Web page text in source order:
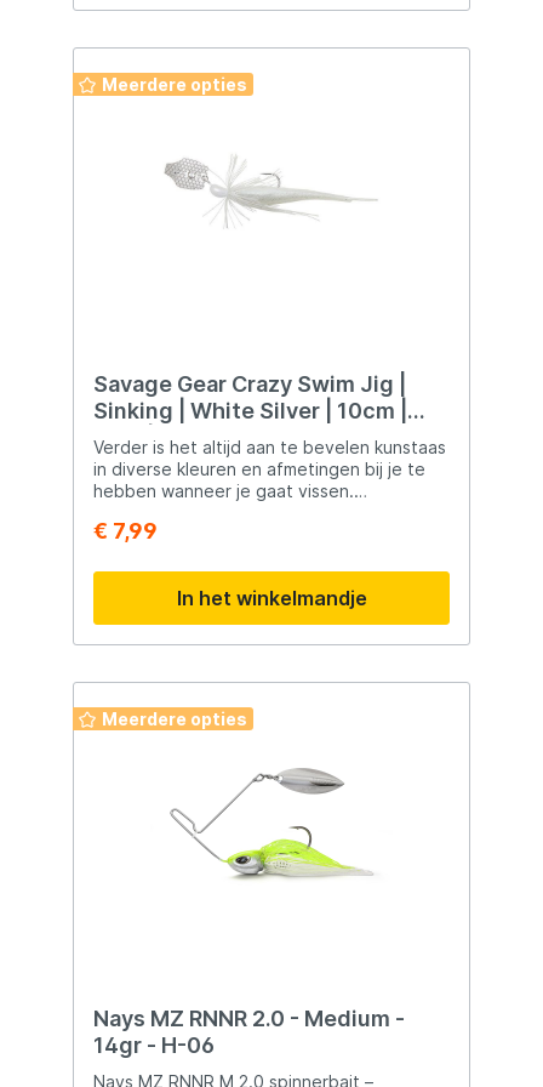
Meerdere opties
Savage Gear Crazy Swim Jig |
Sinking | White Silver | 10cm |
8.5g | Chatterbait
Verder is het altijd aan te bevelen kunstaas
in diverse kleuren en afmetingen bij je te
hebben wanneer je gaat vissen.
voor zorgen dat die natuurlijke kleur
vandaag ineens minder opvalt, zodat je
beter een felle kleur kunstaas kunt
gebruiken. Vissen blijft een kwestie van
anticiperen op wisselende omstandigheden
maakt.
€ 7,99
In het winkelmandje
Meerdere opties
Nays MZ RNNR 2.0 - Medium -
14gr - H-06
Nays MZ RNNR M 2.0 spinnerbait –